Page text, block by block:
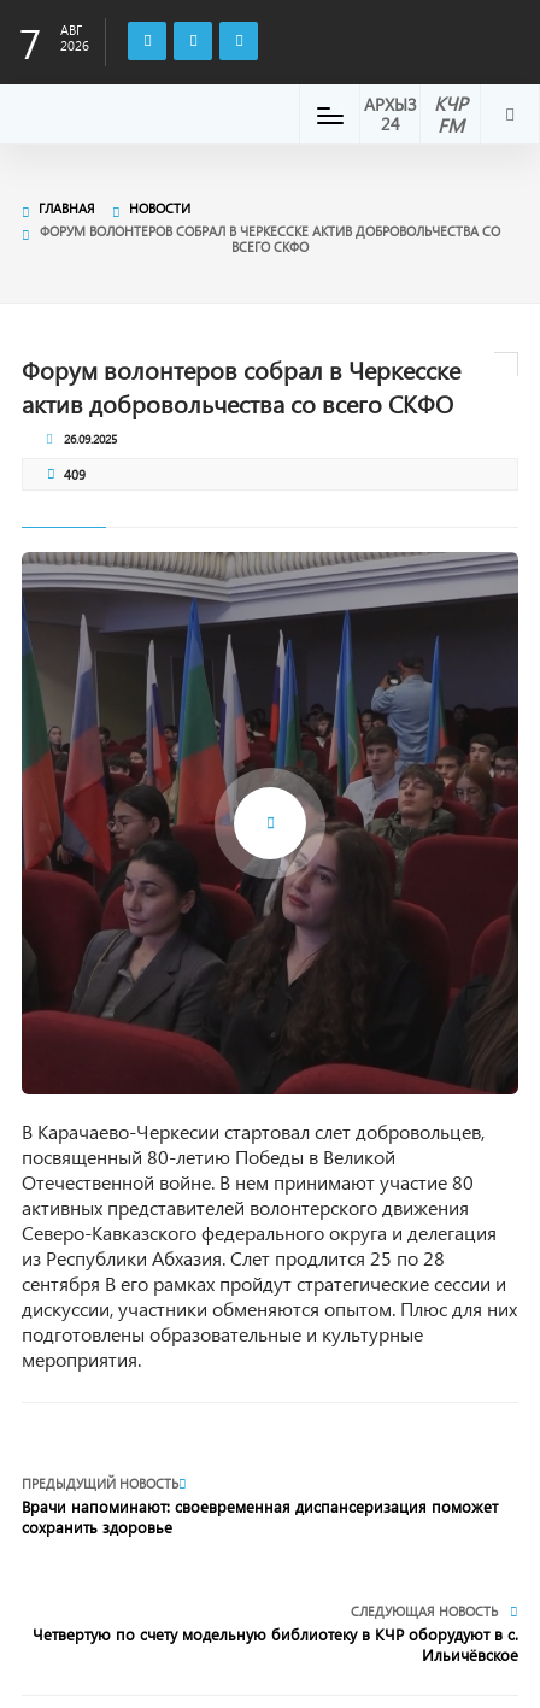
7
АВГ
2026
КЧР
FM
АРХЫЗ
24
ГЛАВНАЯ
НОВОСТИ
ФОРУМ ВОЛОНТЕРОВ СОБРАЛ В ЧЕРКЕССКЕ АКТИВ ДОБРОВОЛЬЧЕСТВА СО
ВСЕГО СКФО
Форум волонтеров собрал в Черкесске
актив добровольчества со всего СКФО
26.09.2025
409
В Карачаево-Черкесии стартовал слет добровольцев,
посвященный 80-летию Победы в Великой
Отечественной войне. В нем принимают участие 80
активных представителей волонтерского движения
Северо-Кавказского федерального округа и делегация
из Республики Абхазия. Слет продлится 25 по 28
сентября В его рамках пройдут стратегические сессии и
дискуссии, участники обменяются опытом. Плюс для них
подготовлены образовательные и культурные
мероприятия.
ПРЕДЫДУЩИЙ НОВОСТЬ
Врачи напоминают: своевременная диспансеризация поможет
сохранить здоровье
СЛЕДУЮЩАЯ НОВОСТЬ
Четвертую по счету модельную библиотеку в КЧР оборудуют в с.
Ильичёвское